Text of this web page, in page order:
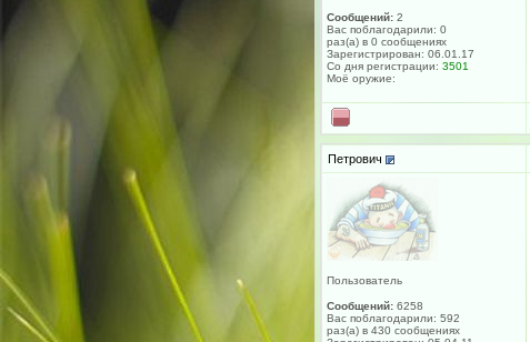
Сообщений: 2
Вас поблагодарили: 0
раз(а) в 0 сообщениях
Зарегистрирован: 06.01.17
Со дня регистрации: 3501
Моё оружие:
Петрович
Пользователь
Сообщений: 6258
Вас поблагодарили: 592
раз(а) в 430 сообщениях